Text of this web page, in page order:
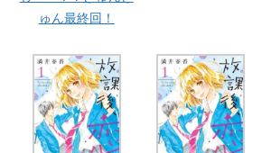
ゅん最終回！